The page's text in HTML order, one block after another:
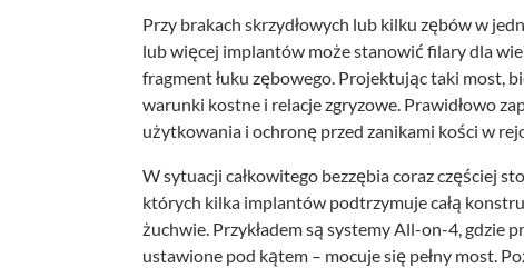
Przy brakach skrzydłowych lub kilku zębów w
lub więcej implantów może stanowić filary dla
fragment łuku zębowego. Projektując taki most,
warunki kostne i relacje zgryzowe. Prawidłowo
użytkowania i ochronę przed zanikami kości w
W sytuacji całkowitego bezzębia coraz częściej
których kilka implantów podtrzymuje całą
żuchwie. Przykładem są systemy All-on-4, gdzie
ustawione pod kątem – mocuje się pełny most.